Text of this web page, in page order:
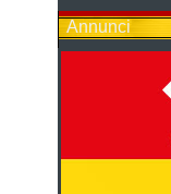
Annunci